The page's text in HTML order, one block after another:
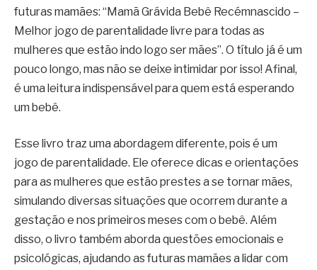
futuras mamães: “Mamã Grávida Bebê Recémnascido –
Melhor jogo de parentalidade livre para todas as
mulheres que estão indo logo ser mães”. O título já é um
pouco longo, mas não se deixe intimidar por isso! Afinal,
é uma leitura indispensável para quem está esperando
um bebê.
Esse livro traz uma abordagem diferente, pois é um
jogo de parentalidade. Ele oferece dicas e orientações
para as mulheres que estão prestes a se tornar mães,
simulando diversas situações que ocorrem durante a
gestação e nos primeiros meses com o bebê. Além
disso, o livro também aborda questões emocionais e
psicológicas, ajudando as futuras mamães a lidar com